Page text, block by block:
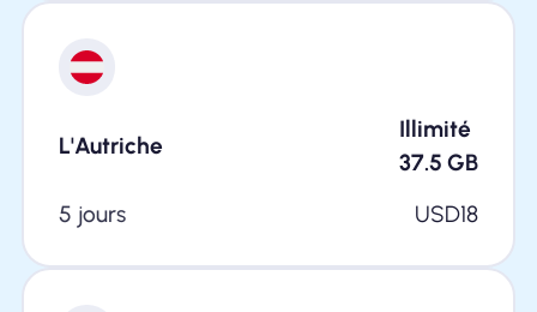
L'Autriche
Illimité
37.5 GB
5 jours
USD18